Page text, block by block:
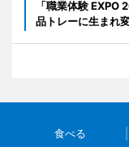
「職業体験
品トレーに生まれ
食べる